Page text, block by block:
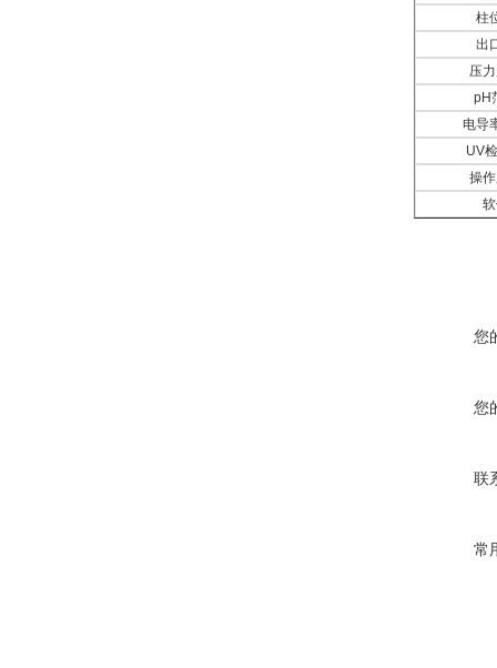
柱
出
压
pH
电导
UV
操
您
您
联
常